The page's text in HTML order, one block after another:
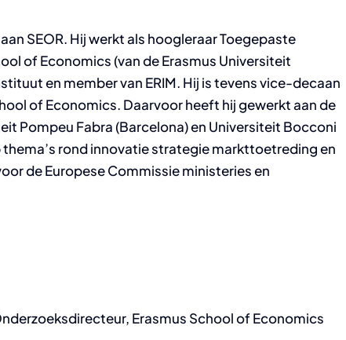
SEOR. Hij werkt als hoogleraar Toegepaste
of Economics (van de Erasmus Universiteit
en member van ERIM. Hij is tevens vice-decaan
of Economics. Daarvoor heeft hij gewerkt aan de
Pompeu Fabra (Barcelona) en Universiteit Bocconi
rond innovatie strategie markttoetreding en
de Europese Commissie ministeries en
Erasmus School of Economics